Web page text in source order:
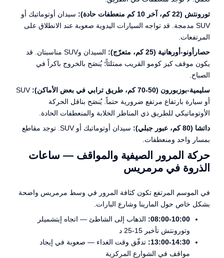
تورونتش (22 كم، آخر 10 كم منعطفات حادة):
سيدان أوتوماتيك أو
SUV مدمجة. قد تواجه السيارات اليدوية صعوبة عند الانطلاق على
المرتفعات.
حصارأونو-أورهانية (25 كم، متعرّج):
السيدان وSUV مناسبتان. قد
يكون موقف كيز كومو القريب ممتلئاً؛ يُنصَح بالخروج باكراً في
الصباح.
سليمية-بوزبورون (50-70 كم، طريق ترابي في بعض الأماكن):
SUV
أو سيارة بارتفاع مرتفع ضرورية حتماً. يُنصَح بناقل الحركة
الأوتوماتيكي للطريق ذي المناظر الخلابة والمنعطفات الحادة.
داتشا (80 كم، عبور جبلي):
سيدان أوتوماتيك أو SUV. توجد مقاطع
بمسار واحد ومنعطفات.
حركة المرور الصيفية والمواقف — ساعات
الذروة في مرمريس
في الموسم المرتفع تكون كثافة المرور في وسط مرمريس واضحة
بشكل خاص حول المارينا وشارع البارات.
08:00-10:00:
الذهاب إلى الشاطئ — اتجاه إيتشميلر
وتورونتش تأخير 15-25 د
13:00-14:30:
تدفّق وقت الغداء — صعوبة في إيجاد
مواقف في الشوارع المركزية